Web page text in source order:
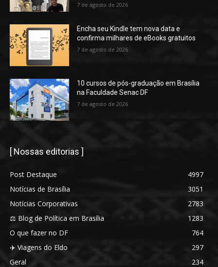
7 de agosto de 2026
Encha seu Kindle tem nova data e
confirma milhares de eBooks gratuitos
7 de agosto de 2026
10 cursos de pós-graduação em Brasília
na Faculdade Senac DF
7 de agosto de 2026
[ Nossas editorias ]
Post Destaque
4997
Notícias de Brasília
3051
Notícias Corporativas
2783
⚖️ Blog de Política em Brasília
1283
O que fazer no DF
764
✈️ Viagens do Eldo
297
Geral
234